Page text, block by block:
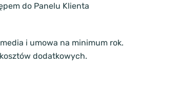
do Panelu Klienta
i umowa na minimum rok.
dodatkowych.